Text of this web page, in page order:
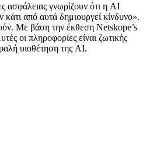
ασφάλειας γνωρίζουν ότι η AI
κάτι από αυτά δημιουργεί κίνδυνο».
Με βάση την έκθεση Netskope’s
οι πληροφορίες είναι ζωτικής
υιοθέτηση της AI.